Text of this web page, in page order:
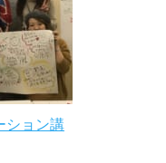
ション講